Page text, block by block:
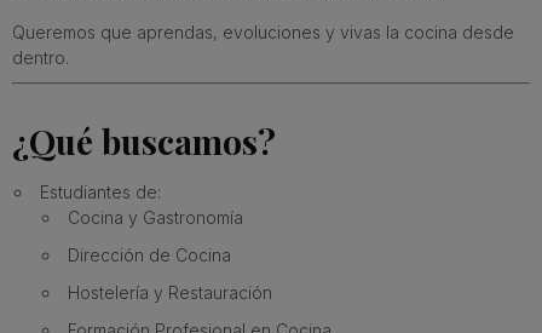
Queremos que aprendas, evoluciones y vivas la cocina desde
dentro.
¿Qué buscamos?
Estudiantes de:
Cocina y Gastronomía
Dirección de Cocina
Hostelería y Restauración